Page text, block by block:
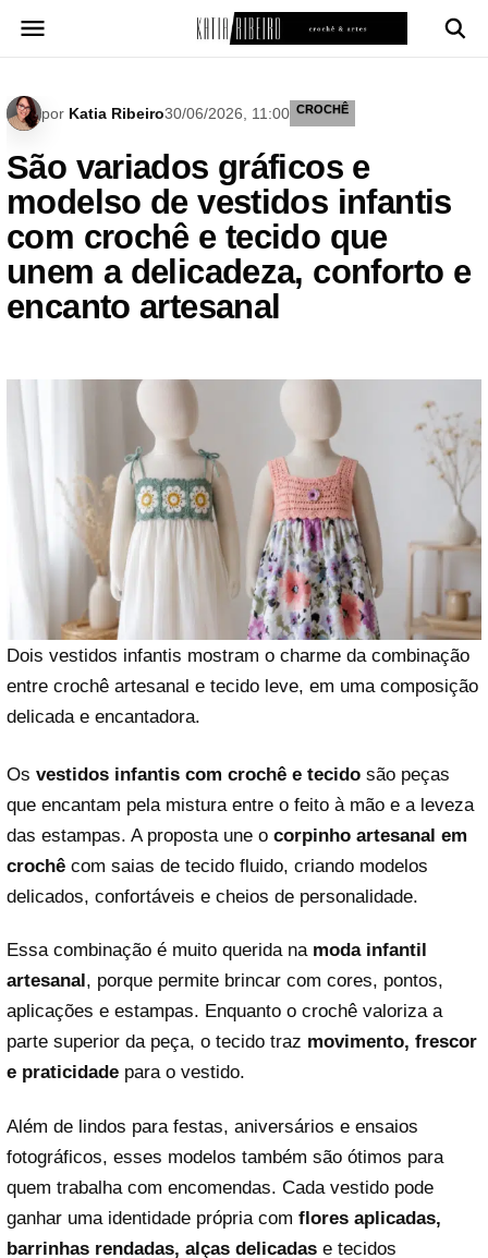
para
por Katia Ribeiro30/06/2026, 11:00 CROCHÊ
São variados gráficos e
modelso de vestidos infantis
com crochê e tecido que
unem a delicadeza, conforto e
encanto artesanal
Dois vestidos infantis mostram o charme da combinação
entre crochê artesanal e tecido leve, em uma composição
delicada e encantadora.
Os vestidos infantis com crochê e tecido são peças
que encantam pela mistura entre o feito à mão e a leveza
das estampas. A proposta une o corpinho artesanal em
crochê com saias de tecido fluido, criando modelos
delicados, confortáveis e cheios de personalidade.
Essa combinação é muito querida na moda infantil
artesanal , porque permite brincar com cores, pontos,
aplicações e estampas. Enquanto o crochê valoriza a
parte superior da peça, o tecido traz movimento, frescor
e praticidade para o vestido.
Além de lindos para festas, aniversários e ensaios
fotográficos, esses modelos também são ótimos para
quem trabalha com encomendas. Cada vestido pode
ganhar uma identidade própria com flores aplicadas,
barrinhas rendadas, alças delicadas e tecidos